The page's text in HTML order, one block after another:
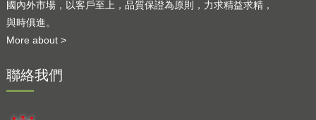
國內外市場，以客戶至上，品質保證為原則，力求精益求精，
與時俱進。
More about >
聯絡我們